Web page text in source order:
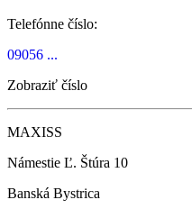
Telefónne číslo:
09056 ...
Zobraziť číslo
MAXISS
Námestie Ľ. Štúra 10
Banská Bystrica